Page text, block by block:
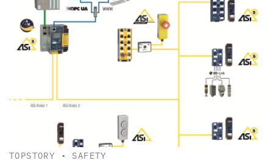
TOPSTORY • SAFETY